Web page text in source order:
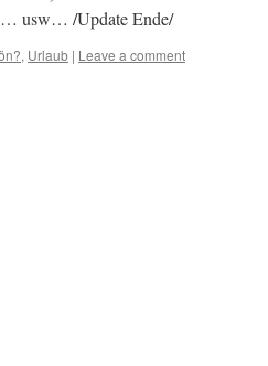
usw… /Update Ende/
, Urlaub | Leave a comment